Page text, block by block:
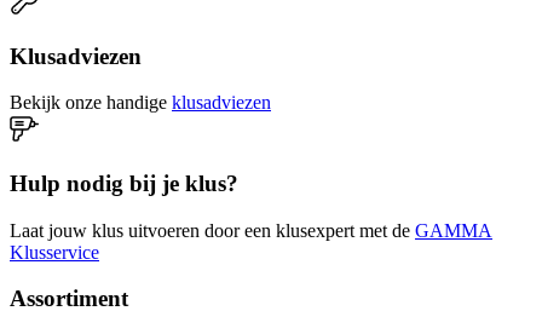
Klusadviezen
Bekijk onze handige klusadviezen
Hulp nodig bij je klus?
Laat jouw klus uitvoeren door een klusexpert met de GAMMA
Klusservice
Assortiment